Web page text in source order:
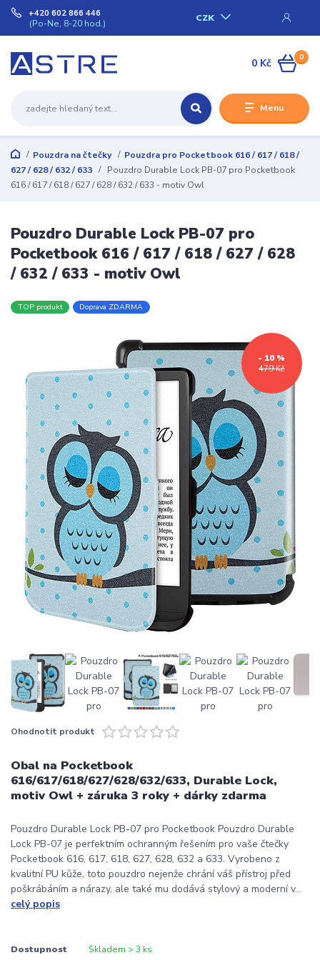
Menu
CZK
+420 602 866 446
(Po-Ne, 8-20 hod.)
0
0 Kč
Pouzdra na čtečky
Pouzdra pro Pocketbook 616 / 617 / 618 /
627 / 628 / 632 / 633
Pouzdro Durable Lock PB-07 pro Pocketbook
616 / 617 / 618 / 627 / 628 / 632 / 633 - motiv Owl
Pouzdro Durable Lock PB-07 pro
Pocketbook 616 / 617 / 618 / 627 / 628
/ 632 / 633 - motiv Owl
TOP produkt Doprava ZDARMA
479 Kč
- 10 %
Ohodnotit produkt
Obal na Pocketbook
616/617/618/627/628/632/633, Durable Lock,
motiv Owl + záruka 3 roky + dárky zdarma
Pouzdro Durable Lock PB-07 pro Pocketbook Pouzdro Durable
Lock PB-07 je perfektním ochranným řešením pro vaše čtečky
Pocketbook 616, 617, 618, 627, 628, 632 a 633. Vyrobeno z
kvalitní PU kůže, toto pouzdro nejenže chrání váš přístroj před
poškrábáním a nárazy, ale také mu dodává stylový a moderní v...
celý popis
Dostupnost Skladem > 3 ks